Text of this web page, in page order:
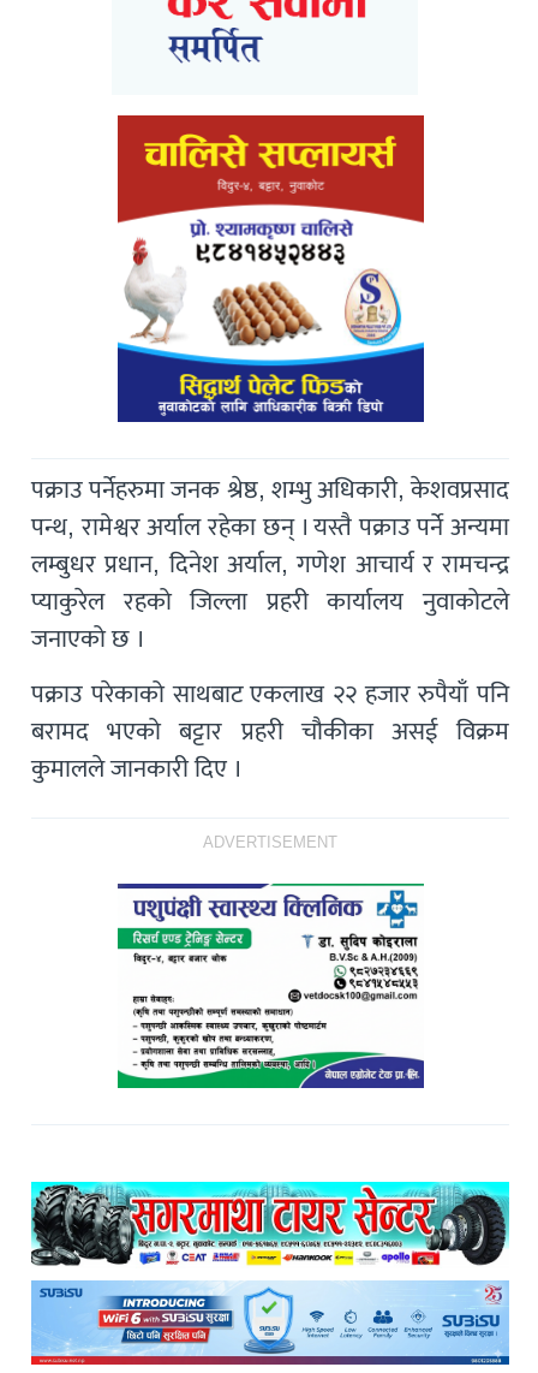
पक्राउ पर्नेहरुमा जनक श्रेष्ठ, शम्भु अधिकारी, केशवप्रसाद
पन्थ, रामेश्वर अर्याल रहेका छन् । यस्तै पक्राउ पर्ने अन्यमा
लम्बुधर प्रधान, दिनेश अर्याल, गणेश आचार्य र रामचन्द्र
प्याकुरेल रहको जिल्ला प्रहरी कार्यालय नुवाकोटले
जनाएको छ ।
पक्राउ परेकाको साथबाट एकलाख २२ हजार रुपैयाँ पनि
बरामद भएको बट्टार प्रहरी चौकीका असई विक्रम
कुमालले जानकारी दिए ।
ADVERTISEMENT